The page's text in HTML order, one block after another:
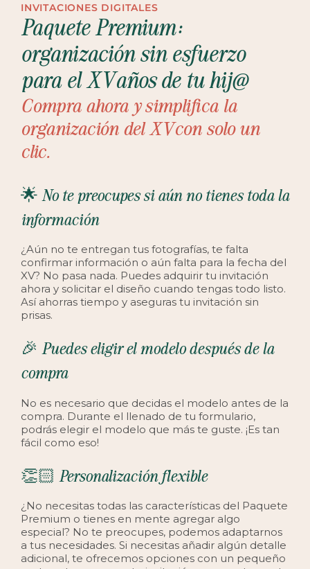
INVITACIONES DIGITALES
Paquete Premium:
organización sin esfuerzo
para el XV años de tu hij@
Compra ahora y simplifica la
organización del XV con solo un
clic.
🌟 No te preocupes si aún no tienes toda la
información
¿Aún no te entregan tus fotografías, te falta
confirmar información o aún falta para la fecha del
XV? No pasa nada. Puedes adquirir tu invitación
ahora y solicitar el diseño cuando tengas todo listo.
Así ahorras tiempo y aseguras tu invitación sin
prisas.
🎉 Puedes eligir el modelo después de la
compra
No es necesario que decidas el modelo antes de la
compra. Durante el llenado de tu formulario,
podrás elegir el modelo que más te guste. ¡Es tan
fácil como eso!
👏🏻 Personalización flexible
¿No necesitas todas las características del Paquete
Premium o tienes en mente agregar algo
especial? No te preocupes, podemos adaptarnos
a tus necesidades. Si necesitas añadir algún detalle
adicional, te ofrecemos opciones con un pequeño